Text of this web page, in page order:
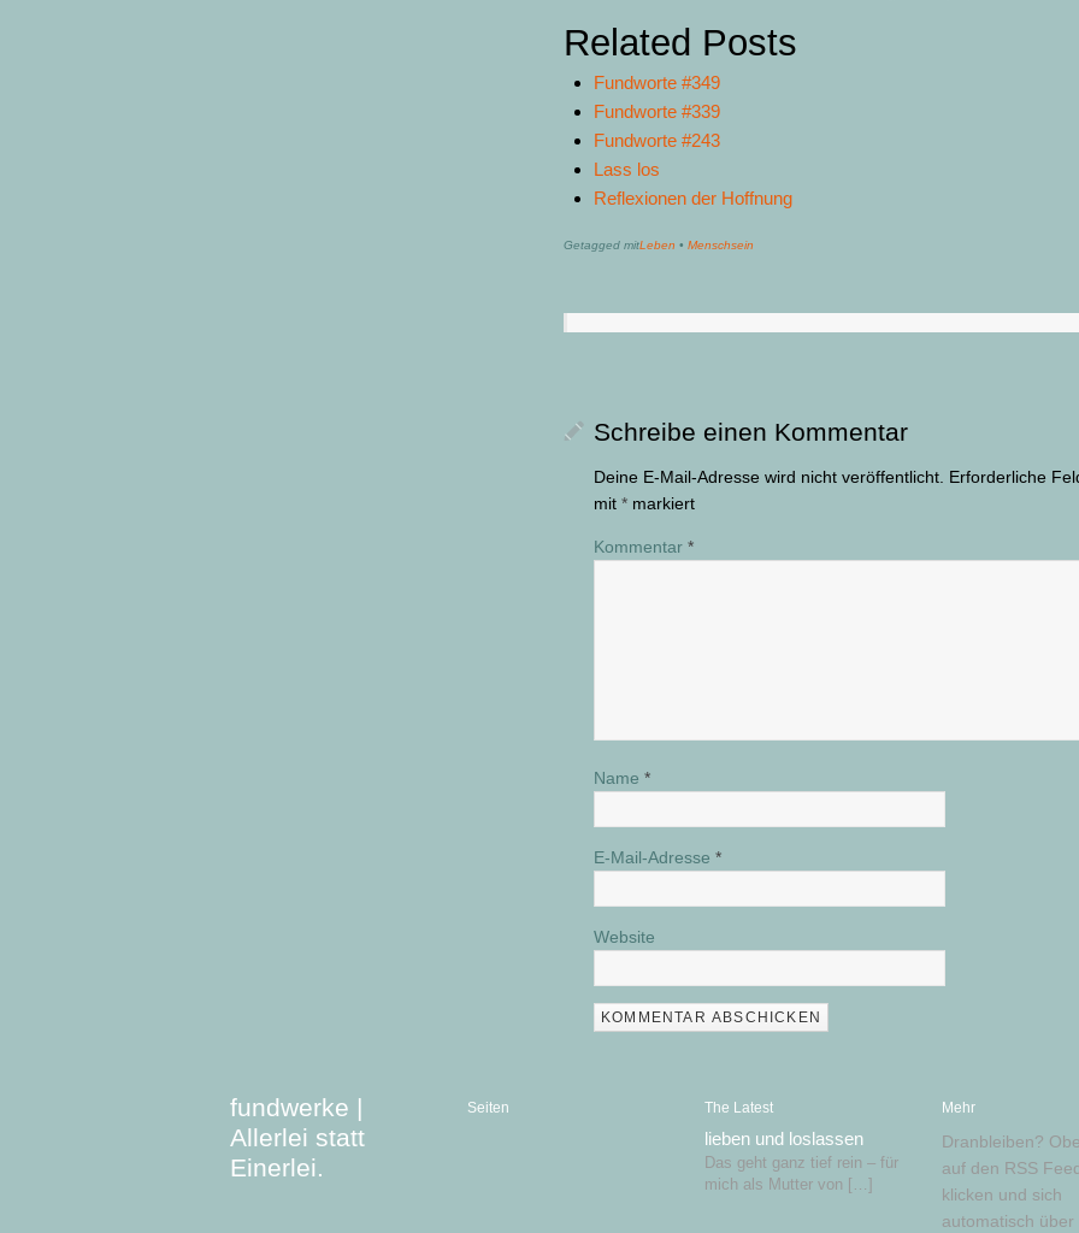
Related Posts
Fundworte #349
Fundworte #339
Fundworte #243
Lass los
Reflexionen der Hoffnung
Getagged mitLeben • Menschsein
Schreibe einen Kommentar
Deine E-Mail-Adresse wird nicht veröffentlicht. Erforderliche
mit * markiert
Kommentar *
Name *
E-Mail-Adresse *
Website
fundwerke |
Allerlei statt
Einerlei.
Seiten The Latest
lieben und loslassen
Das geht ganz tief rein – für
mich als Mutter von […]
Mehr
Dranbleiben?
auf den RSS
klicken und sich
automatisch über